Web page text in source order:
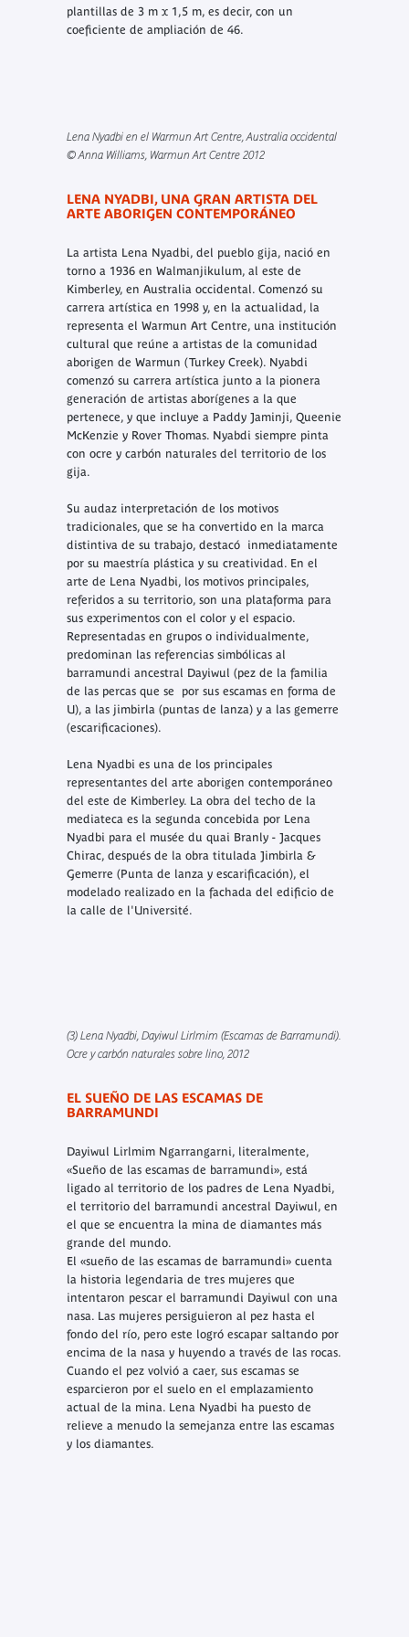
plantillas de 3 m x 1,5 m, es decir, con un
coeficiente de ampliación de 46.
Lena Nyadbi en el Warmun Art Centre, Australia occidental
© Anna Williams, Warmun Art Centre 2012
LENA NYADBI, UNA GRAN ARTISTA DEL
ARTE ABORIGEN CONTEMPORÁNEO
La artista Lena Nyadbi, del pueblo gija, nació en
torno a 1936 en Walmanjikulum, al este de
Kimberley, en Australia occidental. Comenzó su
carrera artística en 1998 y, en la actualidad, la
representa el Warmun Art Centre, una institución
cultural que reúne a artistas de la comunidad
aborigen de Warmun (Turkey Creek). Nyabdi
comenzó su carrera artística junto a la pionera
generación de artistas aborígenes a la que
pertenece, y que incluye a Paddy Jaminji, Queenie
McKenzie y Rover Thomas. Nyabdi siempre pinta
con ocre y carbón naturales del territorio de los
gija.
Su audaz interpretación de los motivos
tradicionales, que se ha convertido en la marca
distintiva de su trabajo, destacó inmediatamente
por su maestría plástica y su creatividad. En el
arte de Lena Nyadbi, los motivos principales,
referidos a su territorio, son una plataforma para
sus experimentos con el color y el espacio.
Representadas en grupos o individualmente,
predominan las referencias simbólicas al
barramundi ancestral Dayiwul (pez de la familia
de las percas que se por sus escamas en forma de
U), a las jimbirla (puntas de lanza) y a las gemerre
(escarificaciones).
Lena Nyadbi es una de los principales
representantes del arte aborigen contemporáneo
del este de Kimberley. La obra del techo de la
mediateca es la segunda concebida por Lena
Nyadbi para el musée du quai Branly - Jacques
Chirac, después de la obra titulada Jimbirla &
Gemerre (Punta de lanza y escarificación), el
modelado realizado en la fachada del edificio de
la calle de l'Université.
(3) Lena Nyadbi, Dayiwul Lirlmim (Escamas de Barramundi).
Ocre y carbón naturales sobre lino, 2012
EL SUEÑO DE LAS ESCAMAS DE
BARRAMUNDI
Dayiwul Lirlmim Ngarrangarni, literalmente,
«Sueño de las escamas de barramundi», está
ligado al territorio de los padres de Lena Nyadbi,
el territorio del barramundi ancestral Dayiwul, en
el que se encuentra la mina de diamantes más
grande del mundo.
El «sueño de las escamas de barramundi» cuenta
la historia legendaria de tres mujeres que
intentaron pescar el barramundi Dayiwul con una
nasa. Las mujeres persiguieron al pez hasta el
fondo del río, pero este logró escapar saltando por
encima de la nasa y huyendo a través de las rocas.
Cuando el pez volvió a caer, sus escamas se
esparcieron por el suelo en el emplazamiento
actual de la mina. Lena Nyadbi ha puesto de
relieve a menudo la semejanza entre las escamas
y los diamantes.